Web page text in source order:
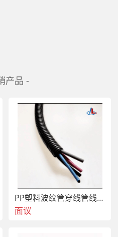
产品 -
PP塑料波纹管穿线管线束护套浪管AD13
面议